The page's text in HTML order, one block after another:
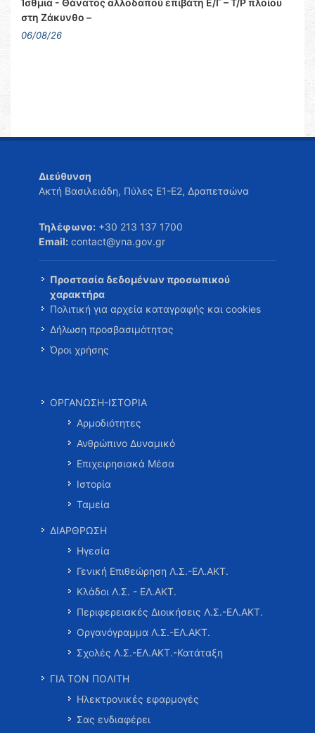
Ίσθμια - Θάνατος αλλοδαπού επιβάτη Ε/Γ – Τ/Ρ πλοίου
στη Ζάκυνθο –
06/08/26
Διεύθυνση
Ακτή Βασιλειάδη, Πύλες Ε1-Ε2, Δραπετσώνα
Τηλέφωνο: +30 213 137 1700
Email: contact@yna.gov.gr
Προστασία δεδομένων προσωπικού
χαρακτήρα
Πολιτική για αρχεία καταγραφής και cookies
Δήλωση προσβασιμότητας
Όροι χρήσης
ΟΡΓΑΝΩΣΗ-ΙΣΤΟΡΙΑ
Αρμοδιότητες
Ανθρώπινο Δυναμικό
Επιχειρησιακά Μέσα
Ιστορία
Ταμεία
ΔΙΑΡΘΡΩΣΗ
Ηγεσία
Γενική Επιθεώρηση Λ.Σ.-ΕΛ.ΑΚΤ.
Κλάδοι Λ.Σ. - ΕΛ.ΑΚΤ.
Περιφερειακές Διοικήσεις Λ.Σ.-ΕΛ.ΑΚΤ.
Οργανόγραμμα Λ.Σ.-ΕΛ.ΑΚΤ.
Σχολές Λ.Σ.-ΕΛ.ΑΚΤ.-Κατάταξη
ΓΙΑ ΤΟΝ ΠΟΛΙΤΗ
Ηλεκτρονικές εφαρμογές
Σας ενδιαφέρει